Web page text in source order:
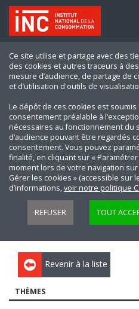
Ce site utilise et partage avec des
des cookies et autres traceurs à
mesure d’audience, de partage de
et d’utilisation d'outils de
Le dépôt de ces cookies est soumis
consentement préalable à
nécessaires au fonctionnement du
d’audience pouvant être regardés
consentement. Vous pouvez
finalité, en cliquant sur «
moment lors de votre navigation
Gérer les cookies » (accessible sur
d’informations,voir notre politique
REFUSER TOUT
Revenir à la liste
THÈMES